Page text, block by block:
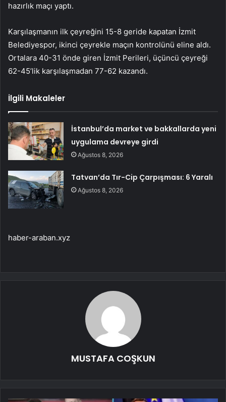
hazırlık maçı yaptı.
Karşılaşmanın ilk çeyreğini 15-8 geride kapatan İzmit
Belediyespor, ikinci çeyrekle maçın kontrolünü eline aldı.
Ortalara 40-31 önde giren İzmit Perileri, üçüncü çeyreği
62-45’lik karşılaşmadan 77-62 kazandı.
İlgili Makaleler
İstanbul’da market ve bakkallarda yeni
uygulama devreye girdi
Ağustos 8, 2026
Tatvan’da Tır-Cip Çarpışması: 6 Yaralı
Ağustos 8, 2026
haber-araban.xyz
MUSTAFA COŞKUN